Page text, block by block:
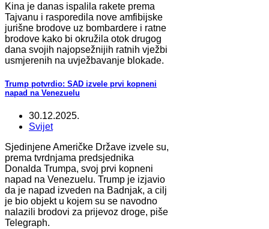
Kina je danas ispalila rakete prema
Tajvanu i rasporedila nove amfibijske
jurišne brodove uz bombardere i ratne
brodove kako bi okružila otok drugog
dana svojih najopsežnijih ratnih vježbi
usmjerenih na uvježbavanje blokade.
Trump potvrdio: SAD izvele prvi kopneni
napad na Venezuelu
30.12.2025.
Svijet
Sjedinjene Američke Države izvele su,
prema tvrdnjama predsjednika
Donalda Trumpa, svoj prvi kopneni
napad na Venezuelu. Trump je izjavio
da je napad izveden na Badnjak, a cilj
je bio objekt u kojem su se navodno
nalazili brodovi za prijevoz droge, piše
Telegraph.